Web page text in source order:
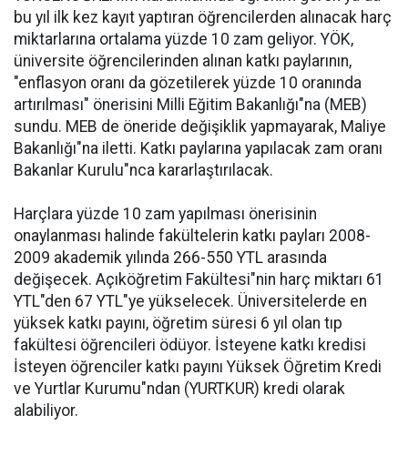
bu yıl ilk kez kayıt yaptıran öğrencilerden alınacak harç
miktarlarına ortalama yüzde 10 zam geliyor. YÖK,
üniversite öğrencilerinden alınan katkı paylarının,
"enflasyon oranı da gözetilerek yüzde 10 oranında
artırılması" önerisini Milli Eğitim Bakanlığı"na (MEB)
sundu. MEB de öneride değişiklik yapmayarak, Maliye
Bakanlığı"na iletti. Katkı paylarına yapılacak zam oranı
Bakanlar Kurulu"nca kararlaştırılacak.
Harçlara yüzde 10 zam yapılması önerisinin
onaylanması halinde fakültelerin katkı payları 2008-
2009 akademik yılında 266-550 YTL arasında
değişecek. Açıköğretim Fakültesi"nin harç miktarı 61
YTL"den 67 YTL"ye yükselecek. Üniversitelerde en
yüksek katkı payını, öğretim süresi 6 yıl olan tıp
fakültesi öğrencileri ödüyor. İsteyene katkı kredisi
İsteyen öğrenciler katkı payını Yüksek Öğretim Kredi
ve Yurtlar Kurumu"ndan (YURTKUR) kredi olarak
alabiliyor.